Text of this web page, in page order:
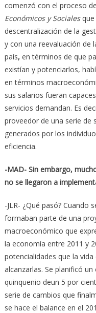
comenzó con el proceso
Económicos y Sociales
descentralización de la
y con una reevaluación de
país, en términos de que
existían y potenciarlos,
en términos
sus salarios fueran
servicios demandan. Es
proveedor de una serie de
generados por los
eficiencia.
-MAD- Sin embargo,
no se llegaron a
-JLR- ¿Qué pasó? Cuando
formaban parte de una
macroeconómico que
la economía entre 2011 y
potencialidades que la
alcanzarlas. Se planificó
quinquenio deun 5 por
serie de cambios que
se hace el balance en el